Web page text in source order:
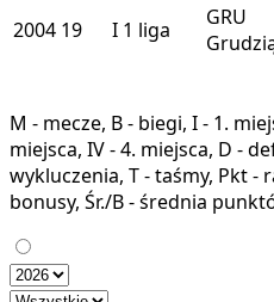
2004 19 I 1 liga
GRU
M - mecze, B - biegi, I - 1.
miejsca, IV - 4. miejsca, D -
wykluczenia, T - taśmy, Pkt -
bonusy, Śr./B - średnia